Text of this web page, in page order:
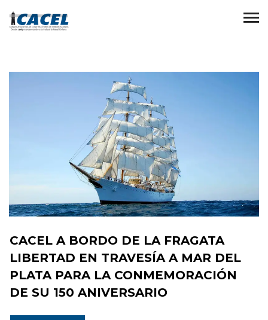
CACEL A BORDO DE LA FRAGATA
LIBERTAD EN TRAVESÍA A MAR DEL
PLATA PARA LA CONMEMORACIÓN
DE SU 150 ANIVERSARIO